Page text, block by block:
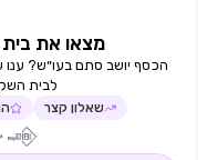
מצאו את
הכסף יושב סתם בעו״ש? ענו
לבית
שאלון קצר